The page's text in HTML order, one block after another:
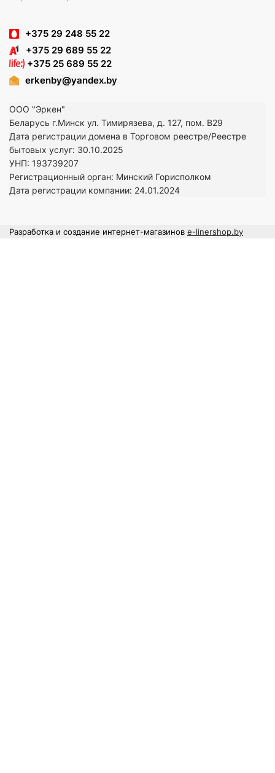
+375 29 248 55 22
+375 29 689 55 22
+375 25 689 55 22
erkenby@yandex.by
ООО "Эркен"
Беларусь г.Минск ул. Тимирязева, д. 127, пом. В29
Дата регистрации домена в Торговом реестре/Реестре
бытовых услуг: 30.10.2025
УНП: 193739207
Регистрационный орган: Минский Горисполком
Дата регистрации компании: 24.01.2024
Разработка и создание интернет-магазинов e-linershop.by